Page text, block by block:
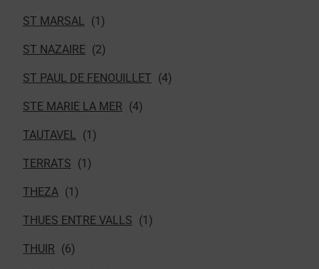
ST MARSAL
ST NAZAIRE
ST PAUL DE FENOUILLET
STE MARIE LA MER
TAUTAVEL
TERRATS
THEZA
THUES ENTRE VALLS
THUIR